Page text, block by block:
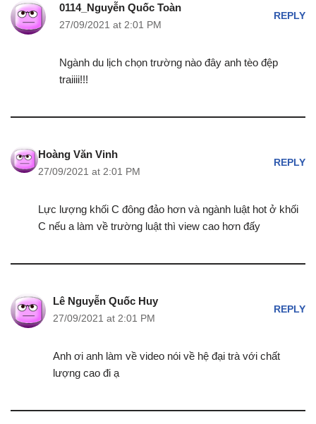
0114_Nguyễn Quốc Toàn
27/09/2021 at 2:01 PM
REPLY
Ngành du lịch chọn trường nào đây anh tèo đệp
traiiii!!!
Hoàng Văn Vinh
27/09/2021 at 2:01 PM
REPLY
Lực lượng khối C đông đảo hơn và ngành luật hot ở khối
C nếu a làm về trường luật thì view cao hơn đấy
Lê Nguyễn Quốc Huy
27/09/2021 at 2:01 PM
REPLY
Anh ơi anh làm về video nói về hệ đại trà với chất
lượng cao đi ạ